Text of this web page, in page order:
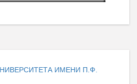
ИМЕНИ П.Ф.